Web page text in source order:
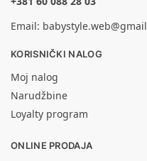
Email:
KORISNIČKI NALOG
Moj nalog
Narudžbine
Loyalty program
ONLINE PRODAJA